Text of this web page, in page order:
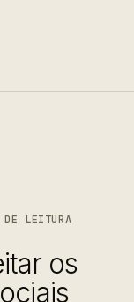
LEITURA
os